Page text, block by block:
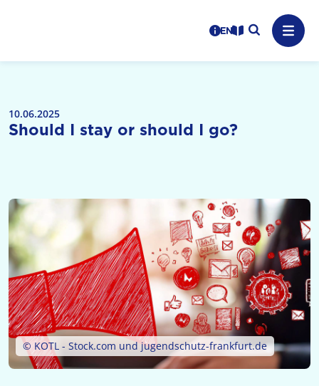
Logo: LPR Medienanstalt Hessen, Claim: Medien,
Benutzerhinweise
informations in
Leichte Sprache
Suche
10.06.2025
Should I stay or should I go?
© KOTL - Stock.com und jugendschutz-frankfurt.de